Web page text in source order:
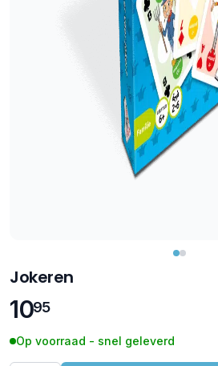
Jokeren
1095
Op voorraad - snel geleverd